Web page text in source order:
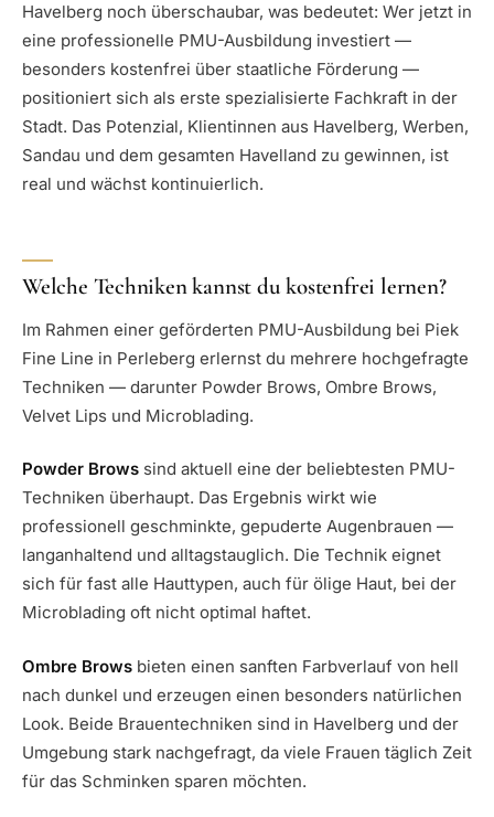
Havelberg noch überschaubar, was bedeutet: Wer jetzt in
eine professionelle PMU-Ausbildung investiert —
besonders kostenfrei über staatliche Förderung —
positioniert sich als erste spezialisierte Fachkraft in der
Stadt. Das Potenzial, Klientinnen aus Havelberg, Werben,
Sandau und dem gesamten Havelland zu gewinnen, ist
real und wächst kontinuierlich.
Welche Techniken kannst du kostenfrei lernen?
Im Rahmen einer geförderten PMU-Ausbildung bei Piek
Fine Line in Perleberg erlernst du mehrere hochgefragte
Techniken — darunter Powder Brows, Ombre Brows,
Velvet Lips und Microblading.
Powder Brows sind aktuell eine der beliebtesten PMU-
Techniken überhaupt. Das Ergebnis wirkt wie
professionell geschminkte, gepuderte Augenbrauen —
langanhaltend und alltagstauglich. Die Technik eignet
sich für fast alle Hauttypen, auch für ölige Haut, bei der
Microblading oft nicht optimal haftet.
Ombre Brows bieten einen sanften Farbverlauf von hell
nach dunkel und erzeugen einen besonders natürlichen
Look. Beide Brauentechniken sind in Havelberg und der
Umgebung stark nachgefragt, da viele Frauen täglich Zeit
für das Schminken sparen möchten.